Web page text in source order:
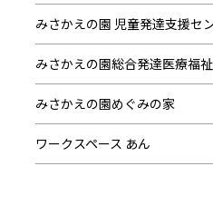
みさかえの園 児童発達支援セ
みさかえの園総合発達医療福
みさかえの園めぐみの家
ワークスペース あん